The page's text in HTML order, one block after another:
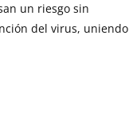
un riesgo sin
del virus, uniendo